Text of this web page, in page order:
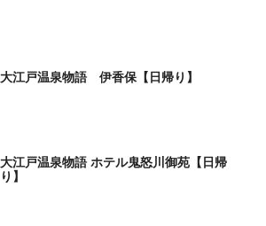
大江戸温泉物語 伊香保【日帰り】
大江戸温泉物語 ホテル鬼怒川御苑【日帰
り】